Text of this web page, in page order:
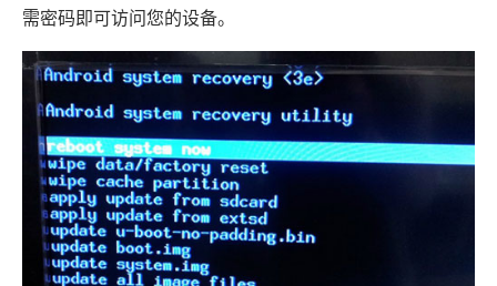
需密码即可访问您的设备。